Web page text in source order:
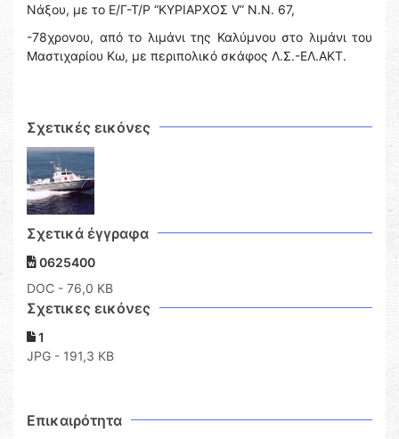
Νάξου, με το Ε/Γ-Τ/Ρ “ΚΥΡΙΑΡΧΟΣ V” N.N. 67,
-78χρονου, από το λιμάνι της Καλύμνου στο λιμάνι του
Μαστιχαρίου Κω, με περιπολικό σκάφος Λ.Σ.-ΕΛ.ΑΚΤ.
Σχετικές εικόνες
Σχετικά έγγραφα
0625400
DOC - 76,0 KB
Σχετικες εικόνες
1
JPG - 191,3 KB
Επικαιρότητα